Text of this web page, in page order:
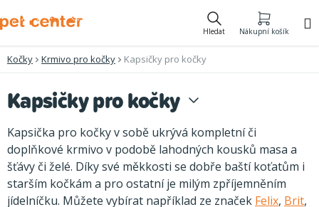
na
Hledat Nákupní košík
Kočky Krmivo pro kočky Kapsičky pro kočky
Kapsičky pro kočky
Kapsička pro kočky v sobě ukrývá kompletní či
doplňkové krmivo v podobě lahodných kousků masa a
šťávy či želé. Díky své měkkosti se dobře baští koťatům i
starším kočkám a pro ostatní je milým zpříjemněním
jídelníčku. Můžete vybírat například ze značek Felix, Brit,